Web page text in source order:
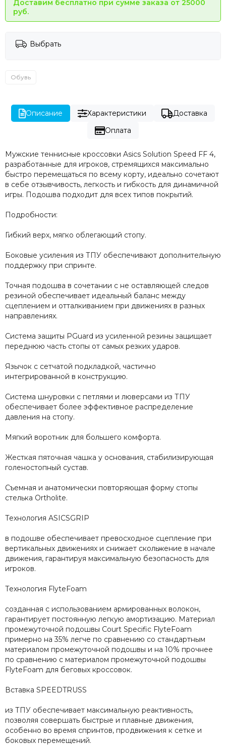
Доставим бесплатно при сумме заказа от 25000
руб.
Выбрать
Обувь
Описание Характеристики
Доставка
Оплата
Мужские теннисные кроссовки Asics Solution Speed FF 4,
разработанные для игроков, стремящихся максимально
быстро перемещаться по всему корту, идеально сочетают
в себе отзывчивость, легкость и гибкость для динамичной
игры. Подошва подходит для всех типов покрытий.
Подробности:
Гибкий верх, мягко облегающий стопу.
Боковые усиления из ТПУ обеспечивают дополнительную
поддержку при спринте.
Точная подошва в сочетании с не оставляющей следов
резиной обеспечивает идеальный баланс между
сцеплением и отталкиванием при движениях в разных
направлениях.
Система защиты PGuard из усиленной резины защищает
переднюю часть стопы от самых резких ударов.
Язычок с сетчатой подкладкой, частично
интегрированной в конструкцию.
Система шнуровки с петлями и люверсами из ТПУ
обеспечивает более эффективное распределение
давления на стопу.
Мягкий воротник для большего комфорта.
Жесткая пяточная чашка у основания, стабилизирующая
голеностопный сустав.
Съемная и анатомически повторяющая форму стопы
стелька Ortholite.
Технология ASICSGRIP
в подошве обеспечивает превосходное сцепление при
вертикальных движениях и снижает скольжение в начале
движения, гарантируя максимальную безопасность для
игроков.
Технология FlyteFoam
созданная с использованием армированных волокон,
гарантирует постоянную легкую амортизацию. Материал
промежуточной подошвы Court Specific FlyteFoam
примерно на 35% легче по сравнению со стандартным
материалом промежуточной подошвы и на 10% прочнее
по сравнению с материалом промежуточной подошвы
FlyteFoam для беговых кроссовок.
Вставка SPEEDTRUSS
из ТПУ обеспечивает максимальную реактивность,
позволяя совершать быстрые и плавные движения,
особенно во время спринтов, продвижения к сетке и
боковых перемещений.